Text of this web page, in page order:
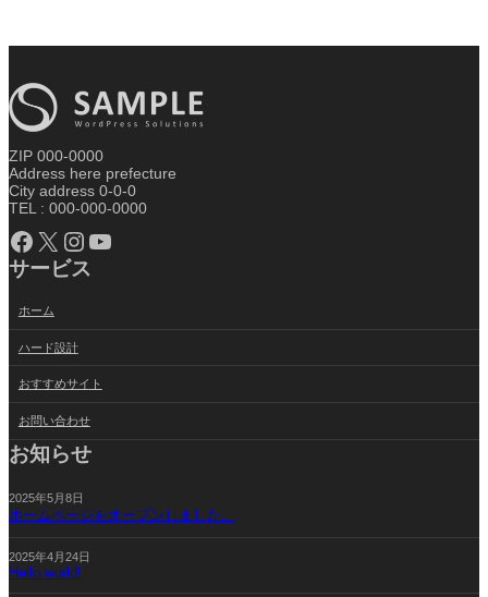
ZIP 000-0000
Address here prefecture
City address 0-0-0
TEL : 000-000-0000
Facebook X Instagram YouTube
サービス
ホーム
ハード設計
おすすめサイト
お問い合わせ
お知らせ
2025年5月8日
ホームページをオープンしました。
2025年4月24日
Hello world!